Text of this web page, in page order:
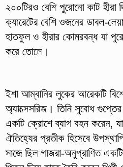
২০০টিরও বেশি পুরোনো কাট হীরা
ক্যারেটের বেশি ওজনের ডাবল-
হাতফুল ও হীরার কোমরবন্ধ যা
করে তোলে।
ইশা আম্বানির লুকের আরেকটি
অ্যাক্সেসরিজ। তিনি সুবোধ
একটি ক্রোশে ব্যাগ বহন করেন,
ঐতিহ্যের প্রতীক হিসেবে
সাজে ছিল গাজরা-অনুপ্রাণিত